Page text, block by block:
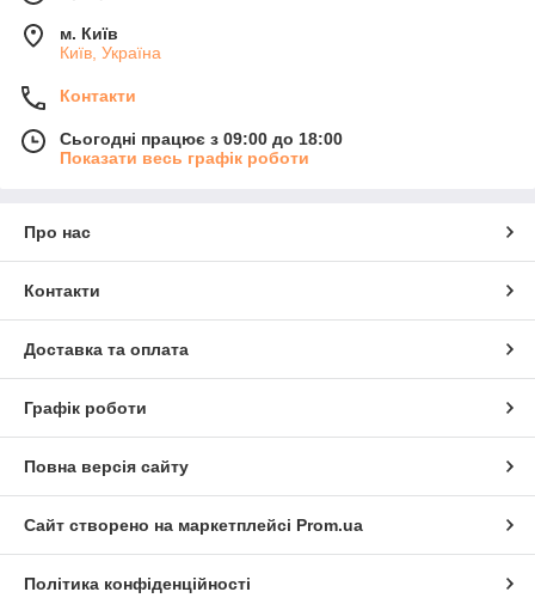
м. Київ
Київ, Україна
Контакти
Сьогодні працює з 09:00 до 18:00
Показати весь графік роботи
Про нас
Контакти
Доставка та оплата
Графік роботи
Повна версія сайту
Сайт створено на маркетплейсі Prom.ua
Політика конфіденційності